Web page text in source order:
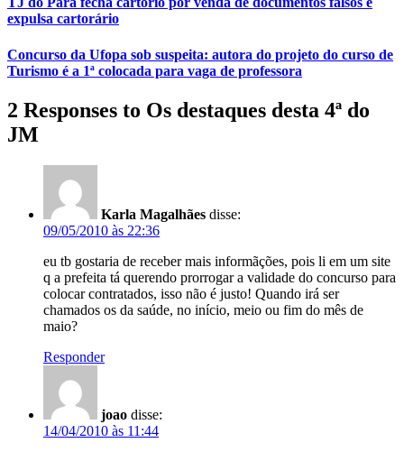
expulsa cartorário
Concurso da Ufopa sob suspeita: autora do projeto do curso de
Turismo é a 1ª colocada para vaga de professora
2 Responses to Os destaques desta 4ª do
JM
Karla Magalhães disse:
09/05/2010 às 22:36
eu tb gostaria de receber mais informãções, pois li em um site
q a prefeita tá querendo prorrogar a validade do concurso para
colocar contratados, isso não é justo! Quando irá ser
chamados os da saúde, no início, meio ou fim do mês de
maio?
Responder
joao disse:
14/04/2010 às 11:44